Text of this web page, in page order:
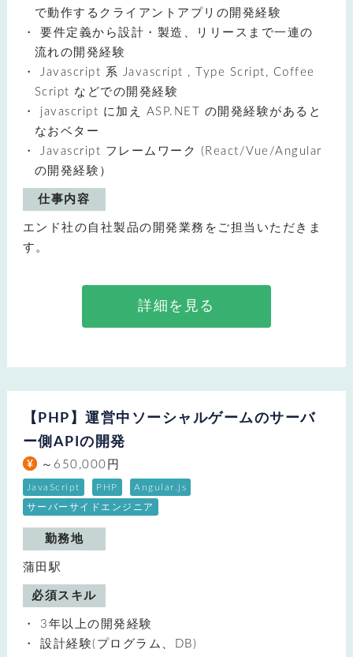
で動作するクライアントアプリの開発経験
要件定義から設計・製造、リリースまで一連の
流れの開発経験
Javascript 系 Javascript , Type Script, Coffee
Script などでの開発経験
javascript に加え ASP.NET の開発経験があると
なおベター
Javascript フレームワーク (React/Vue/Angular
の開発経験）
仕事内容
エンド社の自社製品の開発業務をご担当いただきま
す。
詳細を見る
【PHP】運営中ソーシャルゲームのサーバ
ー側APIの開発
～650,000円
JavaScript PHP Angular.js
サーバーサイドエンジニア
勤務地
蒲田駅
必須スキル
3年以上の開発経験
設計経験(プログラム、DB)